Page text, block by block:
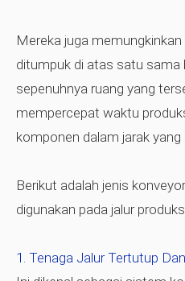
Mereka juga
ditumpuk di atas satu sama
sepenuhnya ruang yang
mempercepat waktu
komponen dalam jarak yang
Berikut adalah jenis
digunakan pada jalur
Tenaga Jalur Tertutup